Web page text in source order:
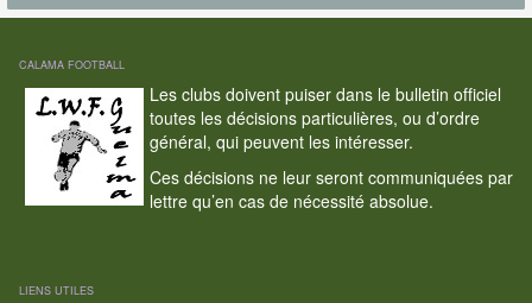
CALAMA FOOTBALL
Les clubs doivent puiser dans le bulletin officiel
toutes les décisions particulières, ou d’ordre
général, qui peuvent les intéresser.
Ces décisions ne leur seront communiquées par
lettre qu’en cas de nécessité absolue.
LIENS UTILES